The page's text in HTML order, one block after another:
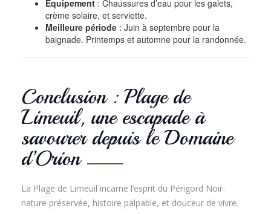
Équipement : Chaussures d’eau pour les galets,
crème solaire, et serviette.
Meilleure période : Juin à septembre pour la
baignade. Printemps et automne pour la randonnée.
Conclusion : Plage de
Limeuil, une escapade à
savourer depuis le Domaine
d’Orion
La Plage de Limeuil incarne l’esprit du Périgord Noir :
nature préservée, histoire palpable, et douceur de vivre.